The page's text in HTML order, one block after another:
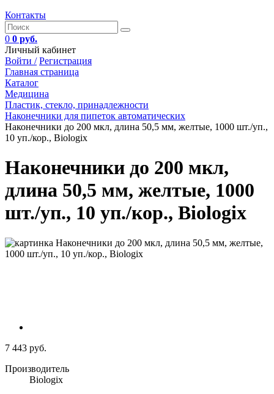
Контакты
0 0 руб.
Личный кабинет
Войти / Регистрация
Главная страница
Каталог
Медицина
Пластик, стекло, принадлежности
Наконечники для пипеток автоматических
Наконечники до 200 мкл, длина 50,5 мм, желтые, 1000 шт./уп.,
10 уп./кор., Biologix
Наконечники до 200 мкл,
длина 50,5 мм, желтые, 1000
шт./уп., 10 уп./кор., Biologix
7 443 руб.
Производитель
Biologix